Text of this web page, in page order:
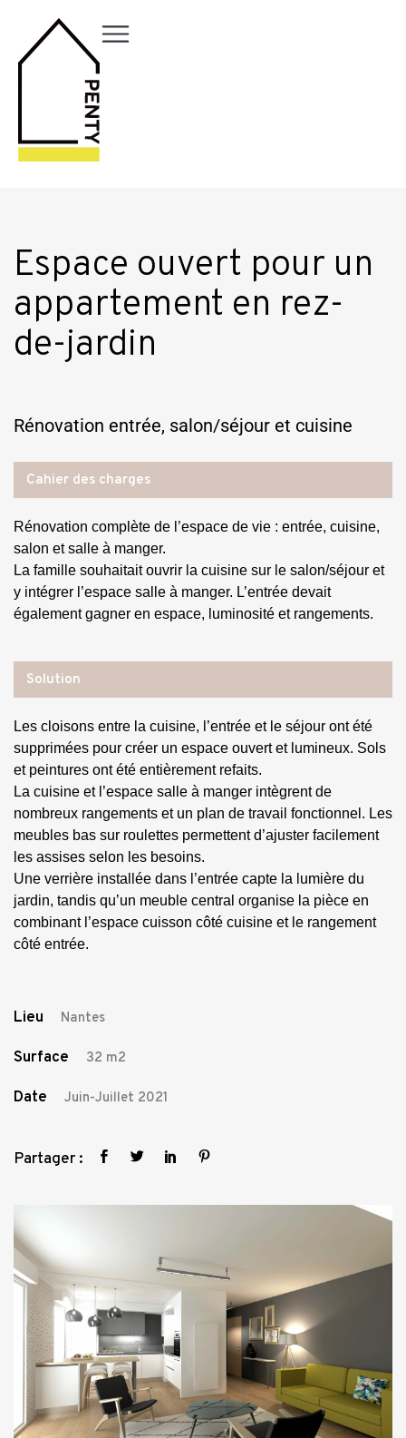
Espace ouvert pour un
appartement en rez-
de-jardin
Rénovation entrée, salon/séjour et cuisine
Cahier des charges
Rénovation complète de l’espace de vie : entrée, cuisine,
salon et salle à manger.
La famille souhaitait ouvrir la cuisine sur le salon/séjour et
y intégrer l’espace salle à manger. L’entrée devait
également gagner en espace, luminosité et rangements.
Solution
Les cloisons entre la cuisine, l’entrée et le séjour ont été
supprimées pour créer un espace ouvert et lumineux. Sols
et peintures ont été entièrement refaits.
La cuisine et l’espace salle à manger intègrent de
nombreux rangements et un plan de travail fonctionnel. Les
meubles bas sur roulettes permettent d’ajuster facilement
les assises selon les besoins.
Une verrière installée dans l’entrée capte la lumière du
jardin, tandis qu’un meuble central organise la pièce en
combinant l’espace cuisson côté cuisine et le rangement
côté entrée.
Lieu Nantes
Surface 32 m2
Date Juin-Juillet 2021
Partager :